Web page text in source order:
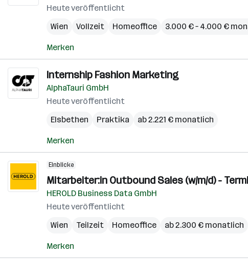
Heute veröffentlicht
Wien
Vollzeit Homeoffice 3.000 € – 4.000 €
Merken
Internship Fashion Marketing
AlphaTauri GmbH
Heute veröffentlicht
Elsbethen
Praktika ab 2.221 € monatlich
Merken
Einblicke
Mitarbeiter:in Outbound Sales (w/m/d) -
HEROLD Business Data GmbH
Heute veröffentlicht
Wien
Teilzeit Homeoffice ab 2.300 € monatlich
Merken